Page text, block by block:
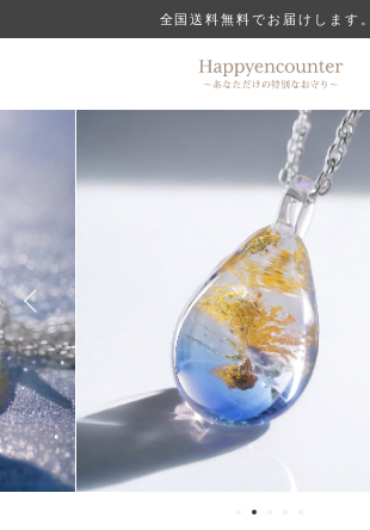
全国送料無料でお届けします。